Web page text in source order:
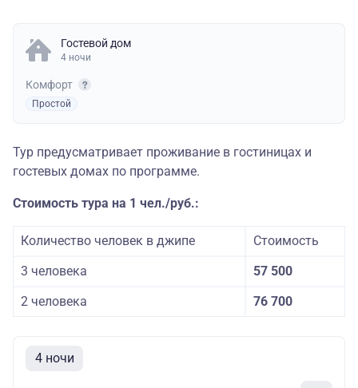
Гостевой дом
4 ночи
Комфорт
Простой
Тур предусматривает проживание в гостиницах и
гостевых домах по программе.
Стоимость тура на 1 чел./руб.:
Количество человек в джипе
Стоимость
3 человека
57 500
2 человека
76 700
4 ночи